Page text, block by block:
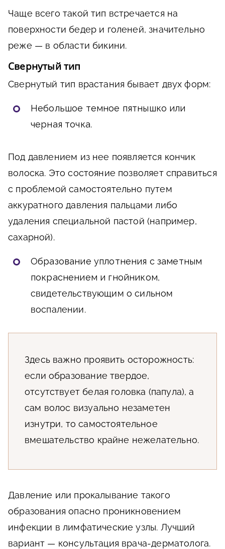
Чаще всего такой тип встречается на
поверхности бедер и голеней, значительно
реже — в области бикини.
Свернутый тип
Свернутый тип врастания бывает двух форм:
Небольшое темное пятнышко или
черная точка.
Под давлением из нее появляется кончик
волоска. Это состояние позволяет справиться
с проблемой самостоятельно путем
аккуратного давления пальцами либо
удаления специальной пастой (например,
сахарной).
Образование уплотнения с заметным
покраснением и гнойником,
свидетельствующим о сильном
воспалении.
Здесь важно проявить осторожность:
если образование твердое,
отсутствует белая головка (папула), а
сам волос визуально незаметен
изнутри, то самостоятельное
вмешательство крайне нежелательно.
Давление или прокалывание такого
образования опасно проникновением
инфекции в лимфатические узлы. Лучший
вариант — консультация врача-дерматолога.